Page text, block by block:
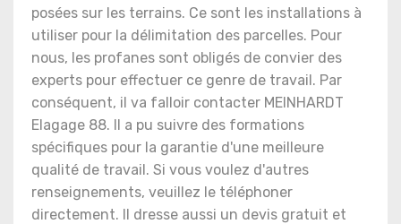
posées sur les terrains. Ce sont les installations à
utiliser pour la délimitation des parcelles. Pour
nous, les profanes sont obligés de convier des
experts pour effectuer ce genre de travail. Par
conséquent, il va falloir contacter MEINHARDT
Elagage 88. Il a pu suivre des formations
spécifiques pour la garantie d'une meilleure
qualité de travail. Si vous voulez d'autres
renseignements, veuillez le téléphoner
directement. Il dresse aussi un devis gratuit et